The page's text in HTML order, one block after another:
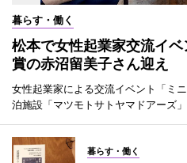
暮らす・働く
松本で女性起業家交流イ
賞の赤沼留美子さん迎え
女性起業家による交流イベント「ミ
泊施設「マツモトサトヤマドアーズ
暮らす・働く